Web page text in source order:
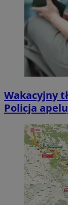
Wakacyjny
Policja